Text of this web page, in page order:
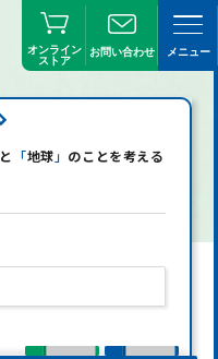
オンライン
ストア
お問い合わせ メニュー
と 「地球 」 のことを考える